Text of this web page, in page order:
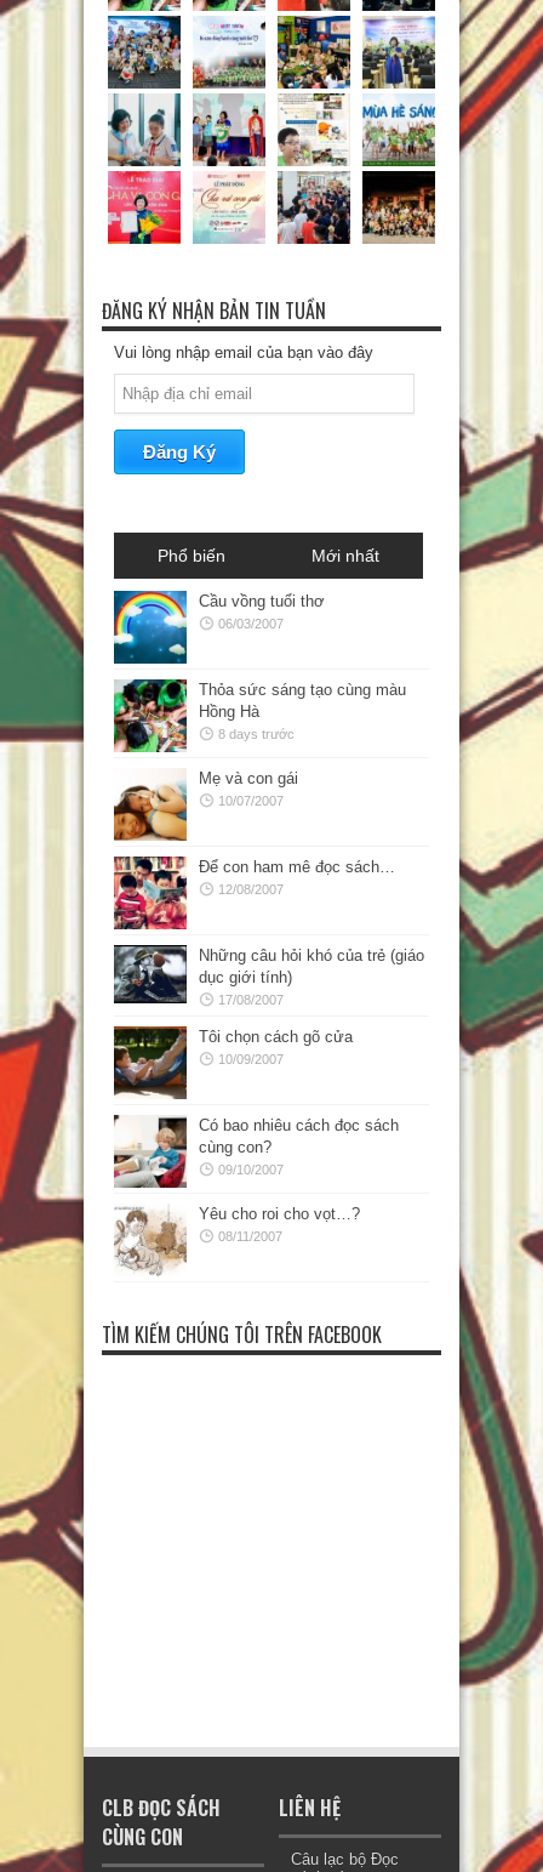
ĐĂNG KÝ NHẬN BẢN TIN TUẦN
Vui lòng nhập email của bạn vào đây
Phổ biến Mới nhất
Cầu vồng tuổi thơ
06/03/2007
Thỏa sức sáng tạo cùng màu
Hồng Hà
8 days trước
Mẹ và con gái
10/07/2007
Để con ham mê đọc sách…
12/08/2007
Những câu hỏi khó của trẻ (giáo
dục giới tính)
17/08/2007
Tôi chọn cách gõ cửa
10/09/2007
Có bao nhiêu cách đọc sách
cùng con?
09/10/2007
Yêu cho roi cho vọt…?
08/11/2007
TÌM KIẾM CHÚNG TÔI TRÊN FACEBOOK
CLB ĐỌC SÁCH
CÙNG CON
LIÊN HỆ
Câu lạc bộ Đọc